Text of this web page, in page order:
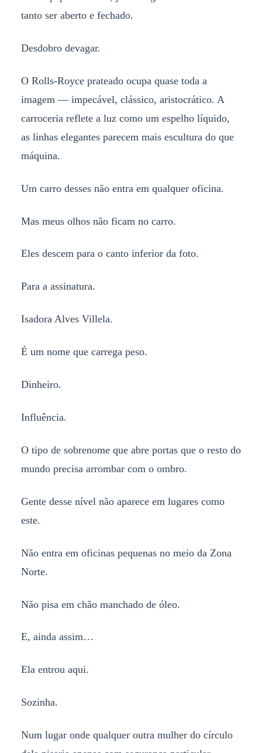
tanto ser aberto e fechado.
Desdobro devagar.
O Rolls-Royce prateado ocupa quase toda a
imagem — impecável, clássico, aristocrático. A
carroceria reflete a luz como um espelho líquido,
as linhas elegantes parecem mais escultura do que
máquina.
Um carro desses não entra em qualquer oficina.
Mas meus olhos não ficam no carro.
Eles descem para o canto inferior da foto.
Para a assinatura.
Isadora Alves Villela.
É um nome que carrega peso.
Dinheiro.
Influência.
O tipo de sobrenome que abre portas que o resto do
mundo precisa arrombar com o ombro.
Gente desse nível não aparece em lugares como
este.
Não entra em oficinas pequenas no meio da Zona
Norte.
Não pisa em chão manchado de óleo.
E, ainda assim…
Ela entrou aqui.
Sozinha.
Num lugar onde qualquer outra mulher do círculo